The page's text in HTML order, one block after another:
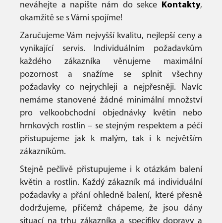
neváhejte a napište nám do sekce Kontakty,
okamžitě se s Vámi spojíme!
Zaručujeme Vám nejvyšší kvalitu, nejlepší ceny a
vynikající servis. Individuálním požadavkům
každého zákazníka věnujeme maximální
pozornost a snažíme se splnit všechny
požadavky co nejrychleji a nejpřesněji. Navíc
nemáme stanovené žádné minimální množství
pro velkoobchodní objednávky květin nebo
hrnkových rostlin – se stejným respektem a péčí
přistupujeme jak k malým, tak i k největším
zákazníkům.
Stejně pečlivě přistupujeme i k otázkám balení
květin a rostlin. Každý zákazník má individuální
požadavky a přání ohledně balení, které přesně
dodržujeme, přičemž chápeme, že jsou dány